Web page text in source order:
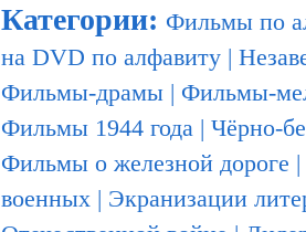
Категории: Фильмы по
на DVD по алфавиту |
Фильмы-драмы | Фильмы-
Фильмы 1944 года | Чёрно-
Фильмы о железной дороге |
военных | Экранизации